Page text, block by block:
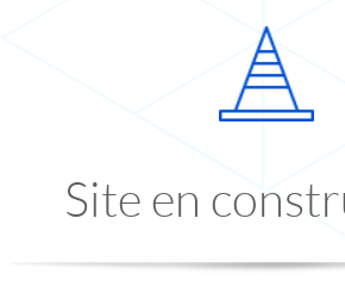
Site en